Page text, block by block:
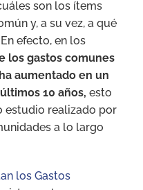
son los ítems
y, a su vez, a qué
efecto, en los
los gastos comunes
aumentado en un
10 años, esto
estudio realizado por
a lo largo
los Gastos